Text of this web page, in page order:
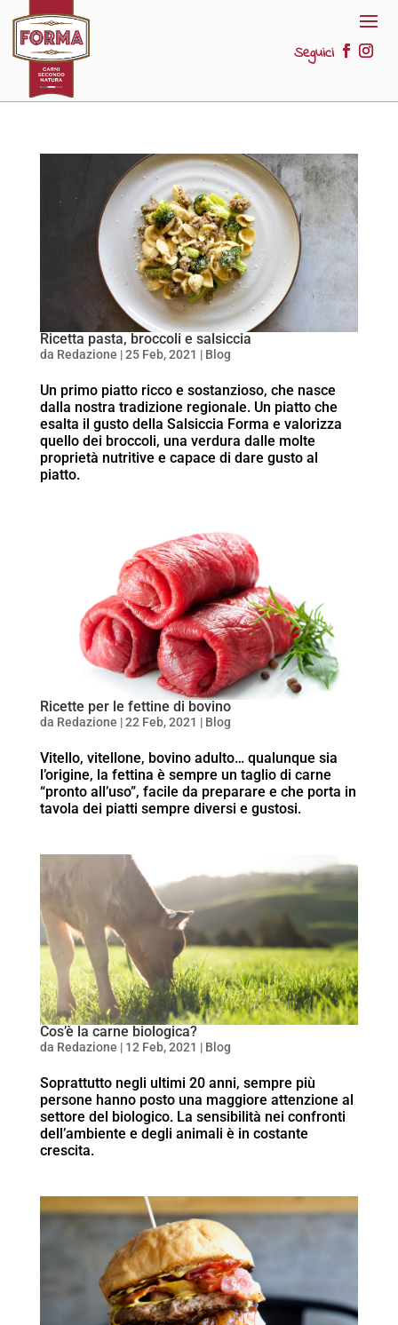
Seguici
Ricetta pasta, broccoli e salsiccia
da Redazione |25 Feb, 2021 | Blog
Un primo piatto ricco e sostanzioso, che nasce
dalla nostra tradizione regionale. Un piatto che
esalta il gusto della Salsiccia Forma e valorizza
quello dei broccoli, una verdura dalle molte
proprietà nutritive e capace di dare gusto al
piatto.
Ricette per le fettine di bovino
da Redazione |22 Feb, 2021 | Blog
Vitello, vitellone, bovino adulto… qualunque sia
l’origine, la fettina è sempre un taglio di carne
“pronto all’uso”, facile da preparare e che porta in
tavola dei piatti sempre diversi e gustosi.
Cos’è la carne biologica?
da Redazione | 12 Feb, 2021 | Blog
Soprattutto negli ultimi 20 anni, sempre più
persone hanno posto una maggiore attenzione al
settore del biologico. La sensibilità nei confronti
dell’ambiente e degli animali è in costante
crescita.